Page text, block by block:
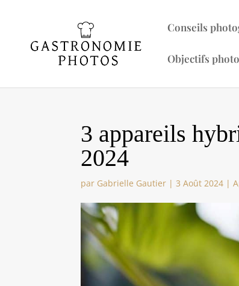
Conseils
Objectifs
3 appareils
2024
par Gabrielle Gautier |3 Août 2024 |